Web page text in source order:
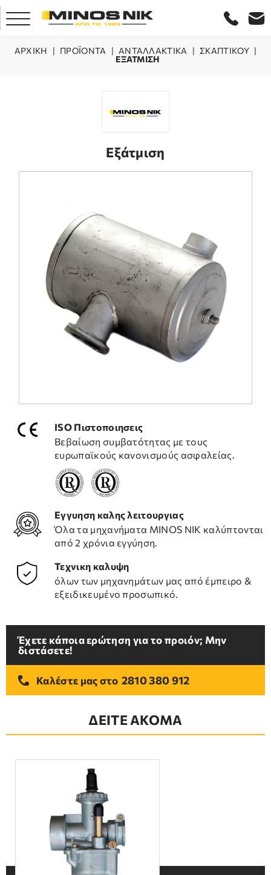
ΕΠΙΚΟΙΝΩΝΙΑ
ΣΥΧΝΕΣ ΕΡΩΤΗΣΕΙΣ
ΤΕΧΝΙΚΗ ΥΠΟΣΤΗΡΙΞΗ
ΑΡΧΙΚΗ | ΠΡΟΪΌΝΤΑ | ΑΝΤΑΛΛΑΚΤΙΚΑ | ΣΚΑΠΤΙΚΟΥ |
ΕΞΑΤΜΙΣΗ
Εξάτμιση
ISO Πιστοποιησεις
Βεβαίωση συμβατότητας με τους
ευρωπαϊκούς κανονισμούς ασφαλείας.
Εγγυηση καλης λειτουργιας
Όλα τα μηχανήματα ΜΙΝΟS NIK καλύπτονται
από 2 χρόνια εγγύηση.
Τεχνικη καλυψη
όλων των μηχανημάτων μας από έμπειρο &
εξειδικευμένο προσωπικό.
Έχετε κάποια ερώτηση για το προιόν; Μην
διστάσετε!
Καλέστε μας στο 2810 380 912
ΔΕΙΤΕ ΑΚΟΜΑ